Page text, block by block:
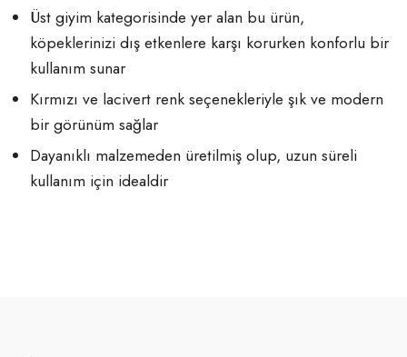
Üst giyim kategorisinde yer alan bu ürün,
köpeklerinizi dış etkenlere karşı korurken konforlu bir
kullanım sunar
Kırmızı ve lacivert renk seçenekleriyle şık ve modern
bir görünüm sağlar
Dayanıklı malzemeden üretilmiş olup, uzun süreli
kullanım için idealdir